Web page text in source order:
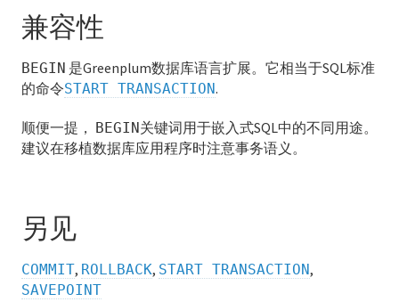
CREATE LANGUAGE
CREATE OPERATOR CLASS
CREATE OPERATOR FAMILY
CREATE ROLE
CREATE RULE
兼容性
BEGIN 是Greenplum数据库语言扩展。它相当于SQL标准
的命令START TRANSACTION.
顺便一提， BEGIN关键词用于嵌入式SQL中的不同用途。
建议在移植数据库应用程序时注意事务语义。
另见
COMMIT, ROLLBACK, START TRANSACTION,
SAVEPOINT